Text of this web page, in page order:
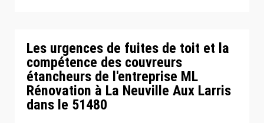
Les urgences de fuites de toit et la
compétence des couvreurs
étancheurs de l'entreprise ML
Rénovation à La Neuville Aux Larris
dans le 51480